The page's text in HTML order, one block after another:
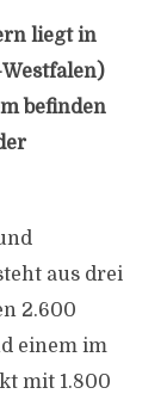
liegt in
befinden
aus drei
2.600
einem im
mit 1.800